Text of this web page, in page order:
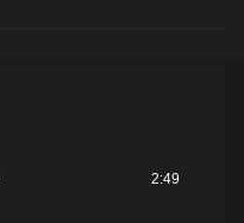
2:49